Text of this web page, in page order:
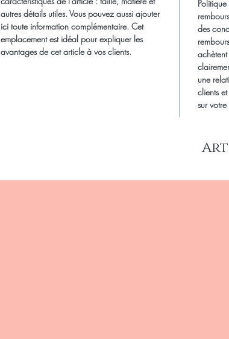
autres détails utiles. Vous pouvez aussi ajouter
ici toute information complémentaire. Cet
emplacement est idéal pour expliquer les
avantages de cet article à vos clients.
des
une
clients
sur